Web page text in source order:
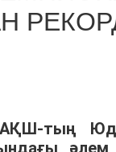
АҚШ-тың